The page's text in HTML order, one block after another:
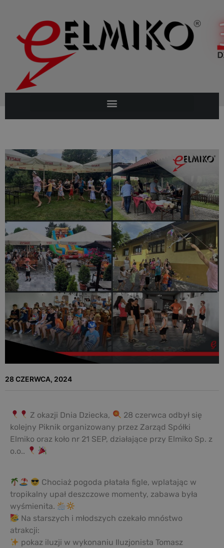
28 CZERWCA, 2024
Z okazji Dnia Dziecka,
28 czerwca odbył się
kolejny Piknik organizowany przez Zarząd Spółki
Elmiko oraz koło nr 21 SEP, działające przy Elmiko Sp. z
o.o..
Chociaż pogoda płatała figle, wplatając w
tropikalny upał deszczowe momenty, zabawa była
wyśmienita.
Na starszych i młodszych czekało mnóstwo
atrakcji:
pokaz iluzji w wykonaniu Iluzjonista Tomasz